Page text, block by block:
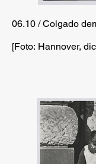
06.10 / Colgado
[Foto: Hannover,